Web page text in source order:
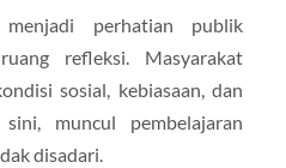
perhatian publik
refleksi. Masyarakat
sosial, kebiasaan, dan
muncul pembelajaran
disadari.